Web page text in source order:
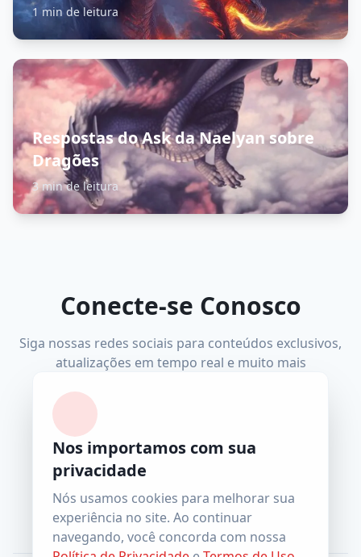
1 min de leitura
Respostas do Ask da Naelyan sobre
Dragões
3 min de leitura
Conecte-se Conosco
Siga nossas redes sociais para conteúdos exclusivos,
atualizações em tempo real e muito mais
FacebookInstagramYouTube Telegram
wiccatcs@gmail.com
Nos importamos com sua
privacidade
Nós usamos cookies para melhorar sua
experiência no site. Ao continuar
navegando, você concorda com nossa